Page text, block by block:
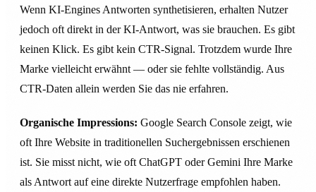
Wenn KI-Engines Antworten synthetisieren, erhalten Nutzer
jedoch oft direkt in der KI-Antwort, was sie brauchen. Es gibt
keinen Klick. Es gibt kein CTR-Signal. Trotzdem wurde Ihre
Marke vielleicht erwähnt — oder sie fehlte vollständig. Aus
CTR-Daten allein werden Sie das nie erfahren.
Organische Impressions: Google Search Console zeigt, wie
oft Ihre Website in traditionellen Suchergebnissen erschienen
ist. Sie misst nicht, wie oft ChatGPT oder Gemini Ihre Marke
als Antwort auf eine direkte Nutzerfrage empfohlen haben.